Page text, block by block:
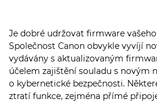
Je dobré udržovat firmware
Společnost Canon obvykle vyvíjí
vydávány s aktualizovaným
účelem zajištění souladu s novým
o kybernetické bezpečnosti.
ztratí funkce, zejména přímé